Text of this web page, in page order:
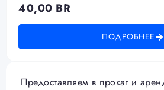
40,00 BR
ПОДРОБНЕЕ
Предоставляем в прокат и